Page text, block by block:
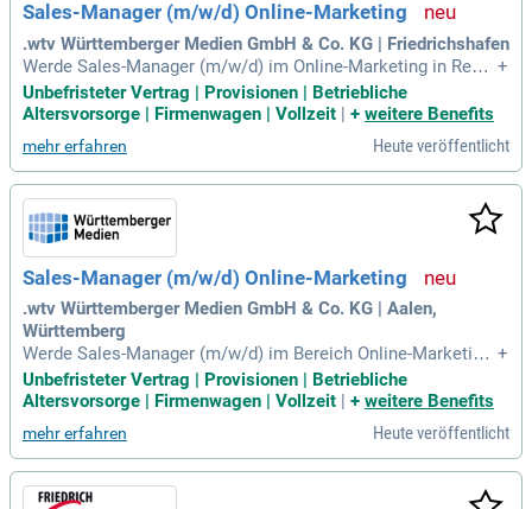
Sales-Manager (m/w/d) Online-Marketing
.wtv Württemberger Medien GmbH & Co. KG | Friedrichshafen
Werde Sales-Manager (m/w/d) im Online-Marketing in Regio
nen wie Heilbronn und Stuttgart! Deine Mission: Aktive Neu
kundengewinnung und der Aufbau nachhaltiger Geschäftsbe
ziehungen. Du analysierst die digitale Präsenz von Unterneh
men und identifizierst Wachstumschancen. Berate zu Googl
e-Marketing, Social Media und innovativen KI-Strategien. Ent
wickle digitale Konzepte und begleite Kunden bis zum Vertr
agsabschluss. Du bringst Vertriebsstärke mit und hast Erfa
hrung im digitalen Marketing oder SaaS-Umfeld? Dann bewir
b dich jetzt und forme deinen Vertriebserfolg aktiv mit!
+
Unbefristeter Vertrag | Provisionen | Betriebliche
Altersvorsorge | Firmenwagen | Vollzeit | + weitere Benefits
mehr erfahren Heute veröffentlicht
Sales-Manager (m/w/d) Online-Marketing
.wtv Württemberger Medien GmbH & Co. KG | Aalen,
Württemberg
Werde Sales-Manager (m/w/d) im Bereich Online-Marketing
und gestalte die digitale Zukunft unserer Kunden in Heilbron
n, Bodensee, Ulm, Stuttgart und Biberach. Deine Herausford
erung besteht darin, aktiv neue Kunden zu gewinnen und lan
ganhaltende Geschäftsbeziehungen aufzubauen. Analysiere
die Online-Präsenz von mittelständischen Unternehmen und
identifiziere Wachstumschancen durch Google-Marketing, S
ocial Media und SEO. Berate unsere Kunden zu innovativen
+
Unbefristeter Vertrag | Provisionen | Betriebliche
Altersvorsorge | Firmenwagen | Vollzeit | + weitere Benefits
mehr erfahren Heute veröffentlicht